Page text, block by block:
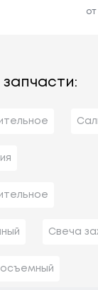
от
Свеча